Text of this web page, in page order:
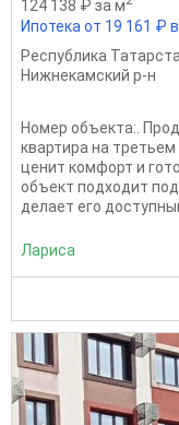
124 138 ₽ за м
Ипотека от 19 161 ₽
Республика
Нижнекамский р-н
Номер объекта:.
квартира на
ценит комфорт и
объект подходит
делает его
Лариса